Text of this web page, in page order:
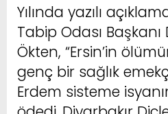
Yılında yazılı
Tabip Odası Başkanı
Ökten, “Ersin’in
genç bir sağlık
Erdem sisteme